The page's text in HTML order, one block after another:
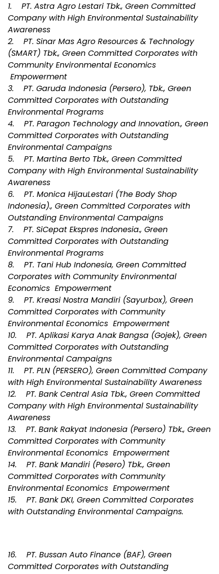
1. PT. Astra Agro Lestari Tbk., Green Committed
Company with High Environmental Sustainability
Awareness
2. PT. Sinar Mas Agro Resources & Technology
(SMART) Tbk., Green Committed Corporates with
Community Environmental Economics
Empowerment
3. PT. Garuda Indonesia (Persero), Tbk., Green
Committed Corporates with Outstanding
Environmental Programs
4. PT. Paragon Technology and Innovation., Green
Committed Corporates with Outstanding
Environmental Campaigns
5. PT. Martina Berto Tbk., Green Committed
Company with High Environmental Sustainability
Awareness
6. PT. Monica HijauLestari (The Body Shop
Indonesia)., Green Committed Corporates with
Outstanding Environmental Campaigns
7. PT. SiCepat Ekspres Indonesia., Green
Committed Corporates with Outstanding
Environmental Programs
8. PT. Tani Hub Indonesia, Green Committed
Corporates with Community Environmental
Economics Empowerment
9. PT. Kreasi Nostra Mandiri (Sayurbox), Green
Committed Corporates with Community
Environmental Economics Empowerment
10. PT. Aplikasi Karya Anak Bangsa (Gojek), Green
Committed Corporates with Outstanding
Environmental Campaigns
11. PT. PLN (PERSERO), Green Committed Company
with High Environmental Sustainability Awareness
12. PT. Bank Central Asia Tbk., Green Committed
Company with High Environmental Sustainability
Awareness
13. PT. Bank Rakyat Indonesia (Persero) Tbk., Green
Committed Corporates with Community
Environmental Economics Empowerment
14. PT. Bank Mandiri (Pesero) Tbk., Green
Committed Corporates with Community
Environmental Economics Empowerment
15. PT. Bank DKI, Green Committed Corporates
with Outstanding Environmental Campaigns.
16. PT. Bussan Auto Finance (BAF), Green
Committed Corporates with Outstanding